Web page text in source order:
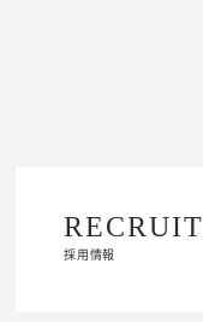
RECRUIT
採用情報
RECRUIT
採用情報